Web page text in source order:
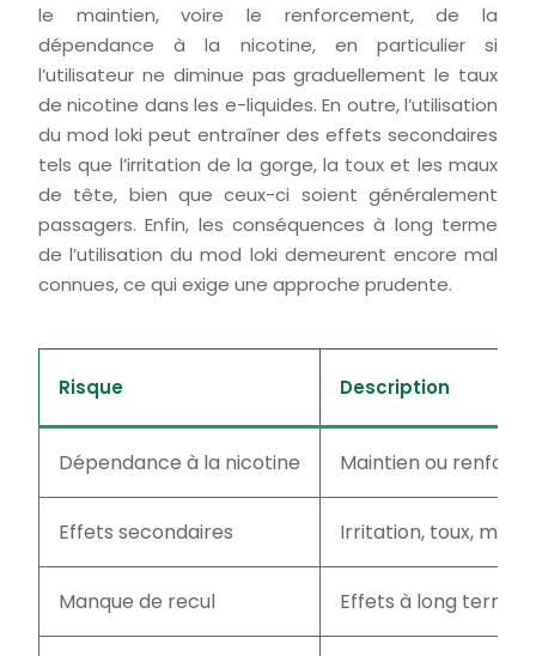
le maintien, voire le renforcement, de la
dépendance à la nicotine, en particulier si
l’utilisateur ne diminue pas graduellement le taux
de nicotine dans les e-liquides. En outre, l’utilisation
du mod loki peut entraîner des effets secondaires
tels que l’irritation de la gorge, la toux et les maux
de tête, bien que ceux-ci soient généralement
passagers. Enfin, les conséquences à long terme
de l’utilisation du mod loki demeurent encore mal
connues, ce qui exige une approche prudente.
Risque Description
Dépendance à la nicotine Maintien ou
Effets secondaires Irritation, toux,
Manque de recul Effets à long terme